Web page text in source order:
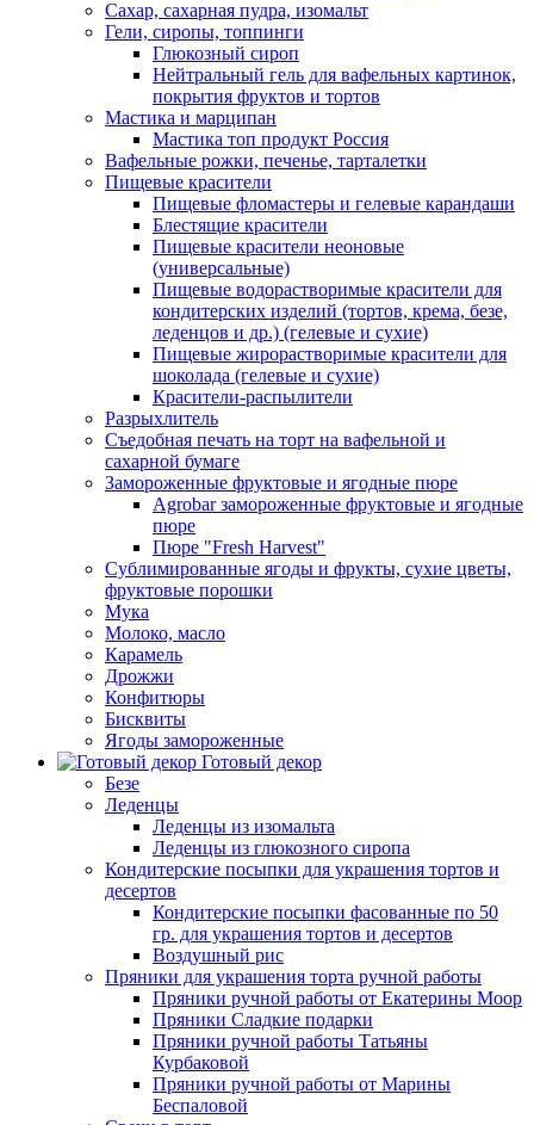
Сахар, сахарная пудра, изомальт
Гели, сиропы, топпинги
Глюкозный сироп
Нейтральный гель для вафельных картинок,
покрытия фруктов и тортов
Мастика и марципан
Мастика топ продукт Россия
Вафельные рожки, печенье, тарталетки
Пищевые красители
Пищевые фломастеры и гелевые карандаши
Блестящие красители
Пищевые красители неоновые
(универсальные)
Пищевые водорастворимые красители для
кондитерских изделий (тортов, крема, безе,
леденцов и др.) (гелевые и сухие)
Пищевые жирорастворимые красители для
шоколада (гелевые и сухие)
Красители-распылители
Разрыхлитель
Съедобная печать на торт на вафельной и
сахарной бумаге
Замороженные фруктовые и ягодные пюре
Agrobar замороженные фруктовые и ягодные
пюре
Пюре "Fresh Harvest"
Сублимированные ягоды и фрукты, сухие цветы,
фруктовые порошки
Мука
Молоко, масло
Карамель
Дрожжи
Конфитюры
Бисквиты
Ягоды замороженные
Готовый декор
Безе
Леденцы
Леденцы из изомальта
Леденцы из глюкозного сиропа
Кондитерские посыпки для украшения тортов и
десертов
Кондитерские посыпки фасованные по 50
гр. для украшения тортов и десертов
Воздушный рис
Пряники для украшения торта ручной работы
Пряники ручной работы от Екатерины Моор
Пряники Сладкие подарки
Пряники ручной работы Татьяны
Курбаковой
Пряники ручной работы от Марины
Беспаловой